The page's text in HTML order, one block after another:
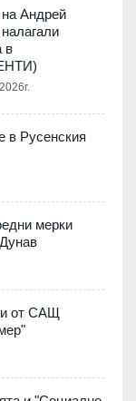
Андрей
в
в Русенския
мерки
от САЩ